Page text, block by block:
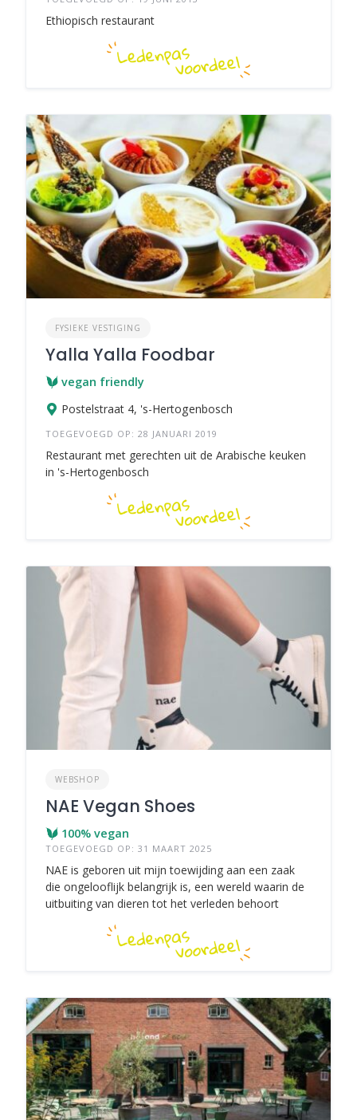
Ethiopisch restaurant
FYSIEKE VESTIGING
Yalla Yalla Foodbar
vegan friendly
Postelstraat 4, 's-Hertogenbosch
TOEGEVOEGD OP: 28 JANUARI 2019
Restaurant met gerechten uit de Arabische keuken
in 's-Hertogenbosch
WEBSHOP
NAE Vegan Shoes
100% vegan
TOEGEVOEGD OP: 31 MAART 2025
NAE is geboren uit mijn toewijding aan een zaak
die ongelooflijk belangrijk is, een wereld waarin de
uitbuiting van dieren tot het verleden behoort